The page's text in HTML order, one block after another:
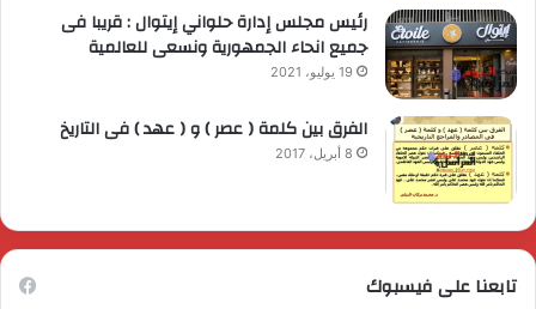
رئيس مجلس إدارة حلواني إيتوال : قريبا فى
جميع انحاء الجمهورية ونسعى للعالمية
19 يوليو، 2021
الفرق بين كلمة ( عصر ) و ( عهد ) فى التاريخ
8 أبريل، 2017
تابعنا على فيسبوك